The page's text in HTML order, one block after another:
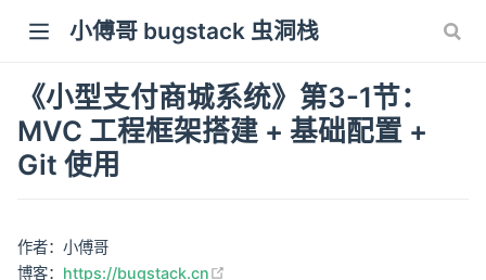
小傅哥 bugstack 虫洞栈
《小型支付商城系统》第3-1节：
MVC 工程框架搭建 + 基础配置 +
Git 使用
作者：小傅哥
博客： https://bugstack.cn